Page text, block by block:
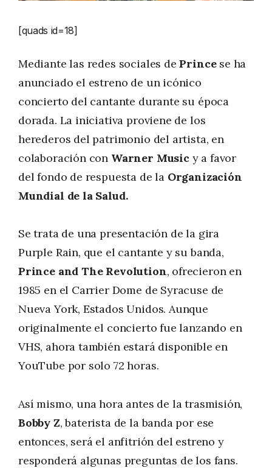
[quads id=18]
Mediante las redes sociales dePrincese ha
anunciado el estreno de un icónico
concierto del cantante durante su época
dorada. La iniciativa proviene de los
herederos del patrimonio del artista, en
colaboración con Warner Music y a favor
del fondo de respuesta de la Organización
Mundial de la Salud.
Se trata de una presentación de la gira
Purple Rain, que el cantante y su banda,
Prince and The Revolution, ofrecieron en
1985 en el Carrier Dome de Syracuse de
Nueva York, Estados Unidos. Aunque
originalmente el concierto fue lanzando en
VHS, ahora también estará disponible en
YouTube por solo 72 horas.
Así mismo, una hora antes de la trasmisión,
Bobby Z, baterista de la banda por ese
entonces, será el anfitrión del estreno y
responderá algunas preguntas de los fans.